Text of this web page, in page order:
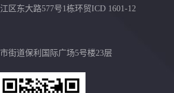
区东大路577号1栋环贸ICD 1601-12
街道保利国际广场5号楼23层